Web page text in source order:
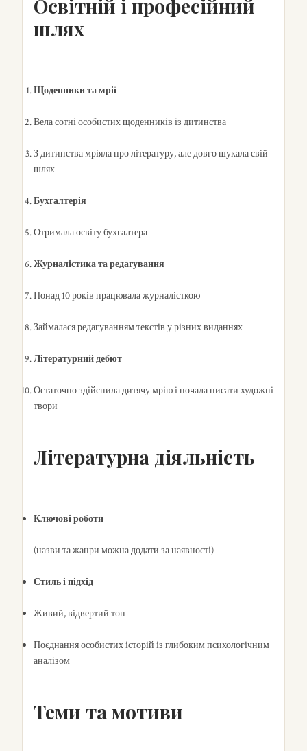
Освітній і професійний
шлях
Щоденники та мрії
Вела сотні особистих щоденників із дитинства
З дитинства мріяла про літературу, але довго шукала свій
шлях
Бухгалтерія
Отримала освіту бухгалтера
Журналістика та редагування
Понад 10 років працювала журналісткою
Займалася редагуванням текстів у різних виданнях
Літературний дебют
Остаточно здійснила дитячу мрію і почала писати художні
твори
Літературна діяльність
Ключові роботи
(назви та жанри можна додати за наявності)
Стиль і підхід
Живий, відвертий тон
Поєднання особистих історій із глибоким психологічним
аналізом
Теми та мотиви